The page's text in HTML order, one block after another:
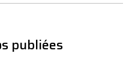
publiées